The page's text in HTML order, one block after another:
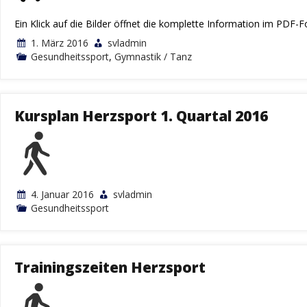
Ein Klick auf die Bilder öffnet die komplette Information im PDF-
1. März 2016
svladmin
Gesundheitssport, Gymnastik / Tanz
Kursplan Herzsport 1. Quartal 2016
4. Januar 2016
svladmin
Gesundheitssport
Trainingszeiten Herzsport